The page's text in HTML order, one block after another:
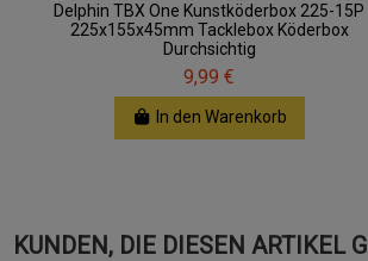
Delphin TBX One Kunstköderbox 225-15P
225x155x45mm Tacklebox Köderbox
Durchsichtig
9,99 €
In den Warenkorb
KUNDEN, DIE DIESEN ARTIKEL